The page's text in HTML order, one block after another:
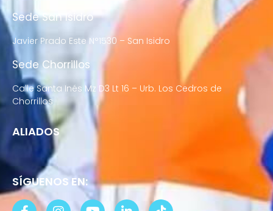
Sede San Isidro
Javier Prado Este N°1530 – San Isidro
Sede Chorrillos
Calle Santa Inés Mz D3 Lt 16 – Urb. Los Cedros de
Chorrillos
ALIADOS
SÍGUENOS EN: